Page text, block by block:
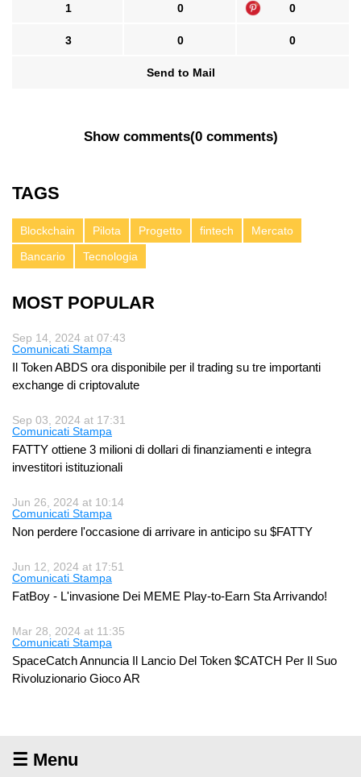
1 0 0
3 0 0
Send to Mail
Show comments(0 comments)
TAGS
Blockchain Pilota Progetto fintech
Mercato
Bancario
Tecnologia
MOST POPULAR
Sep 14, 2024 at 07:43
Comunicati Stampa
Il Token ABDS ora disponibile per il trading su tre importanti
exchange di criptovalute
Sep 03, 2024 at 17:31
Comunicati Stampa
FATTY ottiene 3 milioni di dollari di finanziamenti e integra
investitori istituzionali
Jun 26, 2024 at 10:14
Comunicati Stampa
Non perdere l'occasione di arrivare in anticipo su $FATTY
Jun 12, 2024 at 17:51
Comunicati Stampa
FatBoy - L'invasione Dei MEME Play-to-Earn Sta Arrivando!
Mar 28, 2024 at 11:35
Comunicati Stampa
SpaceCatch Annuncia Il Lancio Del Token $CATCH Per Il Suo
Rivoluzionario Gioco AR
☰ Menu